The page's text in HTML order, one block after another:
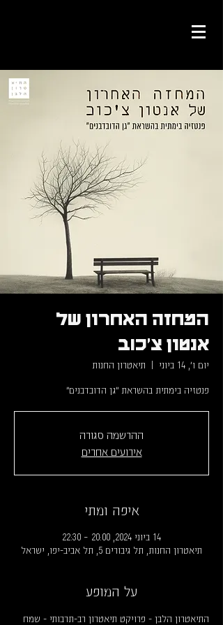
המחזה האחרון של
אנטון צ'כוב
יום ו׳, 14 ביוני
  |
תיאטרון החנות
פנטזיה בימתית בהשראת ״גן הדובדבנים״
ההרשמה סגורה
אירועים אחרים
איפה ומתי
14 ביוני 2024, 20:00 – 22:30
תיאטרון החנות, תל גיבורים 5, תל אביב-יפו, ישראל
על המופע
התיאטרון הלבן - פרויקט תיאטרון רב-תרבותי - שמח